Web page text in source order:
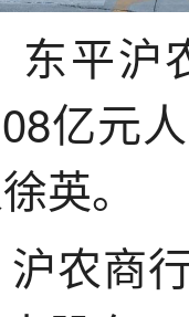
东平沪
亿元
英。
农商